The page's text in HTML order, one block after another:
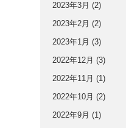
2023年3月 (2)
2023年2月 (2)
2023年1月 (3)
2022年12月 (3)
2022年11月 (1)
2022年10月 (2)
2022年9月 (1)